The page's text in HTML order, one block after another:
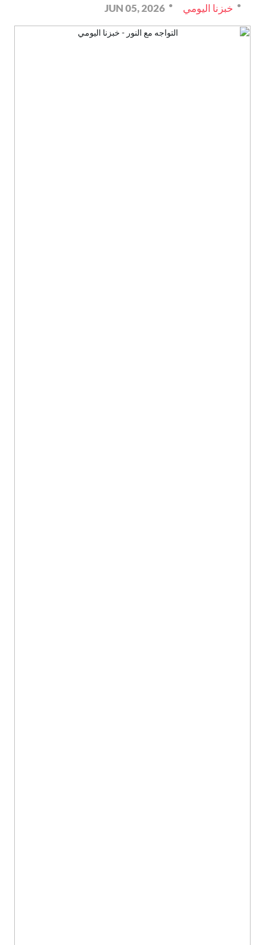
خبزنا اليومي JUN 05, 2026